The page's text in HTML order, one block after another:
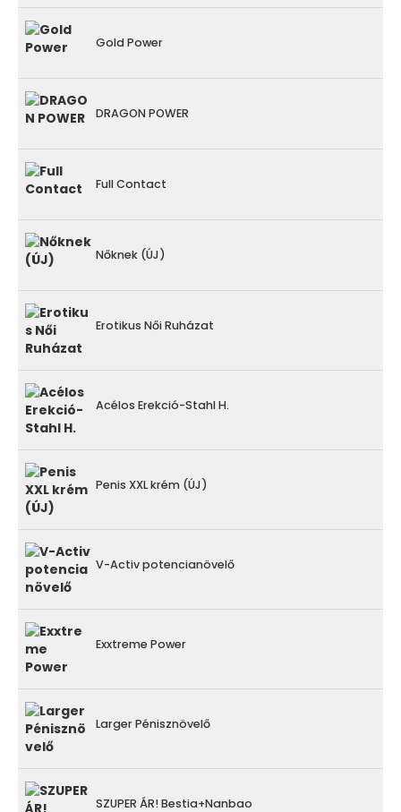
Gold Power
DRAGON POWER
Full Contact
Nőknek (ÚJ)
Erotikus Női Ruházat
Acélos Erekció-Stahl H.
Penis XXL krém (ÚJ)
V-Activ potencianövelő
Exxtreme Power
Larger Pénisznövelő
SZUPER ÁR! Bestia+Nanbao